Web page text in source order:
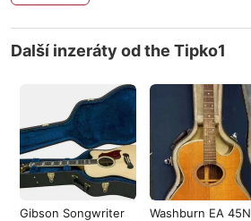
Další inzeráty od the Tipko1
Gibson Songwriter
Washburn EA 45N